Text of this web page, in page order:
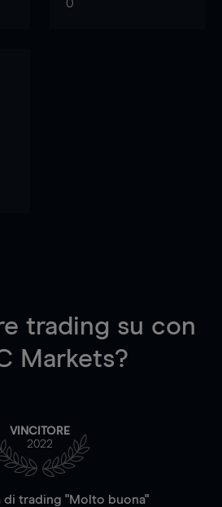
0
trading su con
Markets?
VINCITORE
2022
di trading "Molto buona"